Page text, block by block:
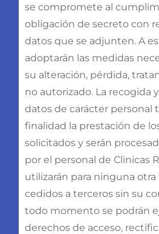
se compromete al
obligación de secreto con
datos que se adjunten. A
adoptarán las medidas
su alteración, pérdida,
no autorizado. La recogida
datos de carácter personal
finalidad la prestación de
solicitados y serán
por el personal de Clinicas
utilizarán para ninguna
cedidos a terceros sin su
todo momento se podrán
derechos de acceso,